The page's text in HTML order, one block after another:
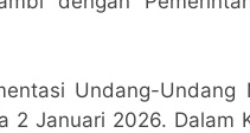
Undang-
2 Januari 2026. Dalam